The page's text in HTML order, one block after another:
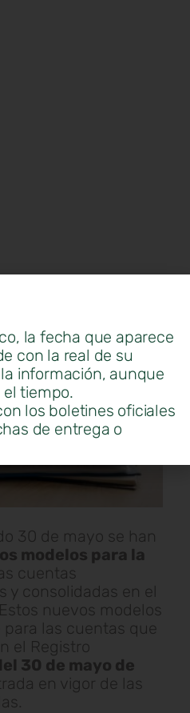
30 de mayo se han
modelos para la
cuentas
y consolidadas en el
nuevos modelos
las cuentas que
el Registro
30 de mayo de
en vigor de las
la fecha que aparece
con la real de su
información, aunque
tiempo.
los boletines oficiales
de entrega o